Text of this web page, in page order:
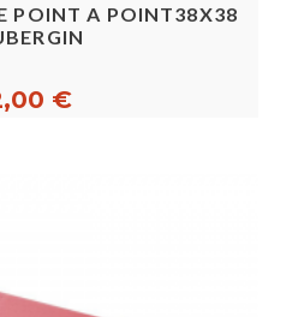
POINT A POINT38X38
€